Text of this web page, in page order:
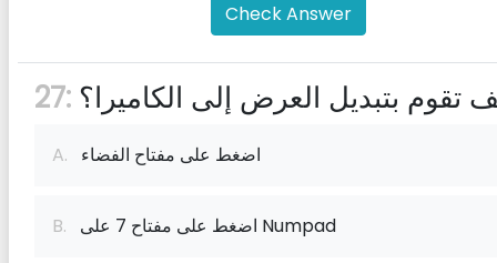
Check Answer
27: تقوم بتبديل العرض إلى الكاميرا؟
A. اضغط على مفتاح الفضاء
B. اضغط على مفتاح 7 على Numpad